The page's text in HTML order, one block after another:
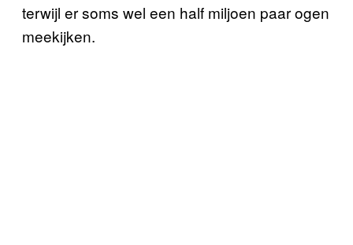
terwijl er soms wel een half miljoen paar ogen
meekijken.